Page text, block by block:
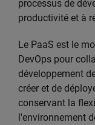
processus de
productivité et à
Le PaaS est le
DevOps pour
développement
créer et de
conservant la
l'environnement